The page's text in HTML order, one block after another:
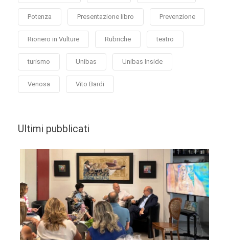
Potenza Presentazione libro Prevenzione
Rionero in Vulture Rubriche teatro
turismo Unibas Unibas Inside
Venosa Vito Bardi
Ultimi pubblicati